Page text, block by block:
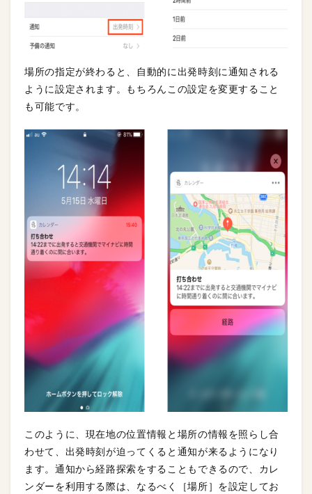
場所の指定が終わると、自動的に出発時刻に通知される
ように設定されます。もちろんこの設定を変更すること
も可能です。
このように、現在地の位置情報と場所の情報を照らし合
わせて、出発時刻が迫ってくると通知が来るようになり
ます。通知から経路探索をすることもできるので、カレ
ンダーを利用する際は、なるべく［場所］を設定してお